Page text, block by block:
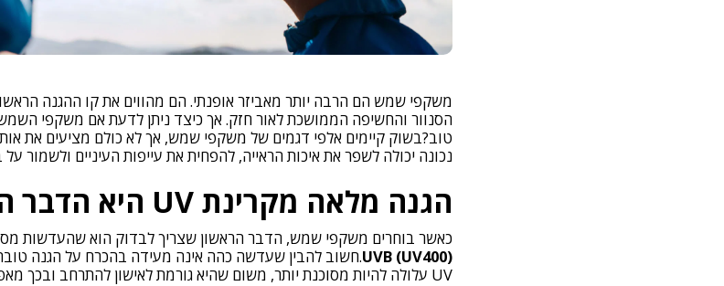
משקפי שמש הם הרבה יותר מאביזר אופנתי. הם מהווים את קו ההגנה
הסנוור והחשיפה הממושכת לאור חזק. אך כיצד ניתן לדעת אם משקפי
טוב?בשוק קיימים אלפי דגמים של משקפי שמש, אך לא כולם מציעים את
נכונה יכולה לשפר את איכות הראייה, להפחית את עייפות העיניים ולשמור על
הגנה מלאה מקרינת UV היא הדבר החשוב ביותר
כאשר בוחרים משקפי שמש, הדבר הראשון שצריך לבדוק הוא שהעדשות
UVB (UV400).חשוב להבין שעדשה כהה אינה מעידה בהכרח על הגנה
UV עלולה להיות מסוכנת יותר, משום שהיא גורמת לאישון להתרחב ובכך מאפשרת ליותר קרינה מזיקה לחדור לעין.